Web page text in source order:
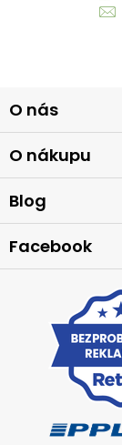
á
p
a
t
O nás
O nákupu
Blog
Facebook